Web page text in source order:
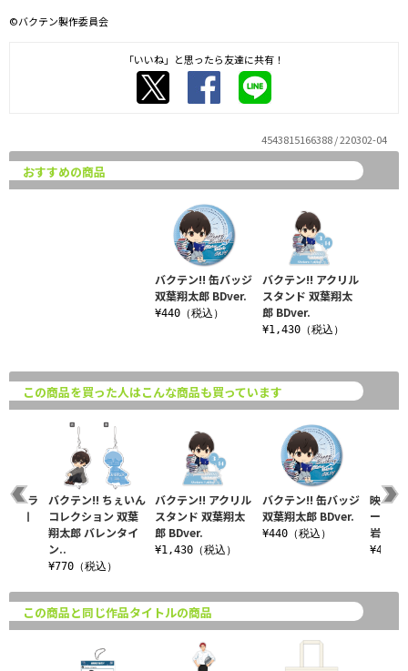
©バクテン製作委員会
「いいね」と思ったら友達に共有！
4543815166388 / 220302-04
おすすめの商品
バクテン!! 缶バッジ
双葉翔太郎 BDver.
¥440（税込）
バクテン!! アクリル
スタンド 双葉翔太
郎 BDver.
¥1,430（税込）
この商品を買った人はこんな商品も買っています
バクテン!! アクリル
スタンド 双葉翔太
郎 BDver.
¥1,430（税込）
バクテン!! 缶バッジ
双葉翔太郎 BDver.
¥440（税込）
映画バ
ーディ
岩沼市
¥440（
ルカラ
女川
バクテン!! ちぇいん
コレクション 双葉
翔太郎 バレンタイ
ン..
¥770（税込）
この商品と同じ作品タイトルの商品